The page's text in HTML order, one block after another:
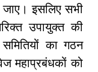
जाए। इसलिए सभी
उपायुक्त की
का गठन
महाप्रबंधकों को